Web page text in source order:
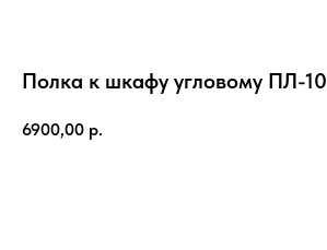
Полка к шкафу угловому ПЛ-10
6900,00 р.